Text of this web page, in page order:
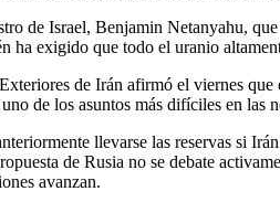
de Israel, Benjamin Netanyahu,
ha exigido que todo el uranio
de Irán afirmó el viernes que
de los asuntos más difíciles en las
llevarse las reservas si
de Rusia no se debate
avanzan.